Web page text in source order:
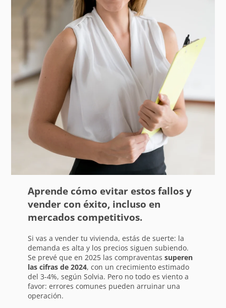
Aprende cómo evitar estos fallos y
vender con éxito, incluso en
mercados competitivos.
Si vas a vender tu vivienda, estás de suerte: la
demanda es alta y los precios siguen subiendo.
Se prevé que en 2025 las compraventas superen
las cifras de 2024, con un crecimiento estimado
del 3-4%, según Solvia. Pero no todo es viento a
favor: errores comunes pueden arruinar una
operación.